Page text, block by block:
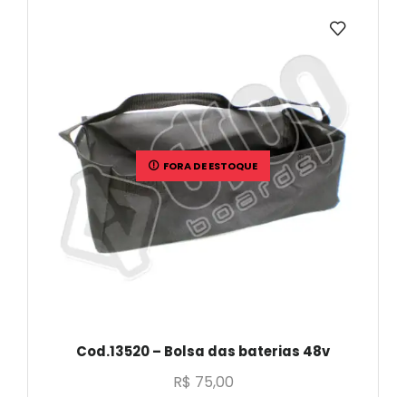
FORA DE ESTOQUE
Cod.13520 – Bolsa das baterias 48v
R$ 75,00